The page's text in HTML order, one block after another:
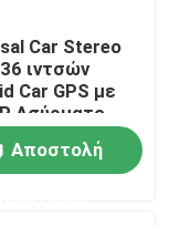
Car Stereo
ιντσών
Car GPS με
Ασύρματο
Car
Αποστολή